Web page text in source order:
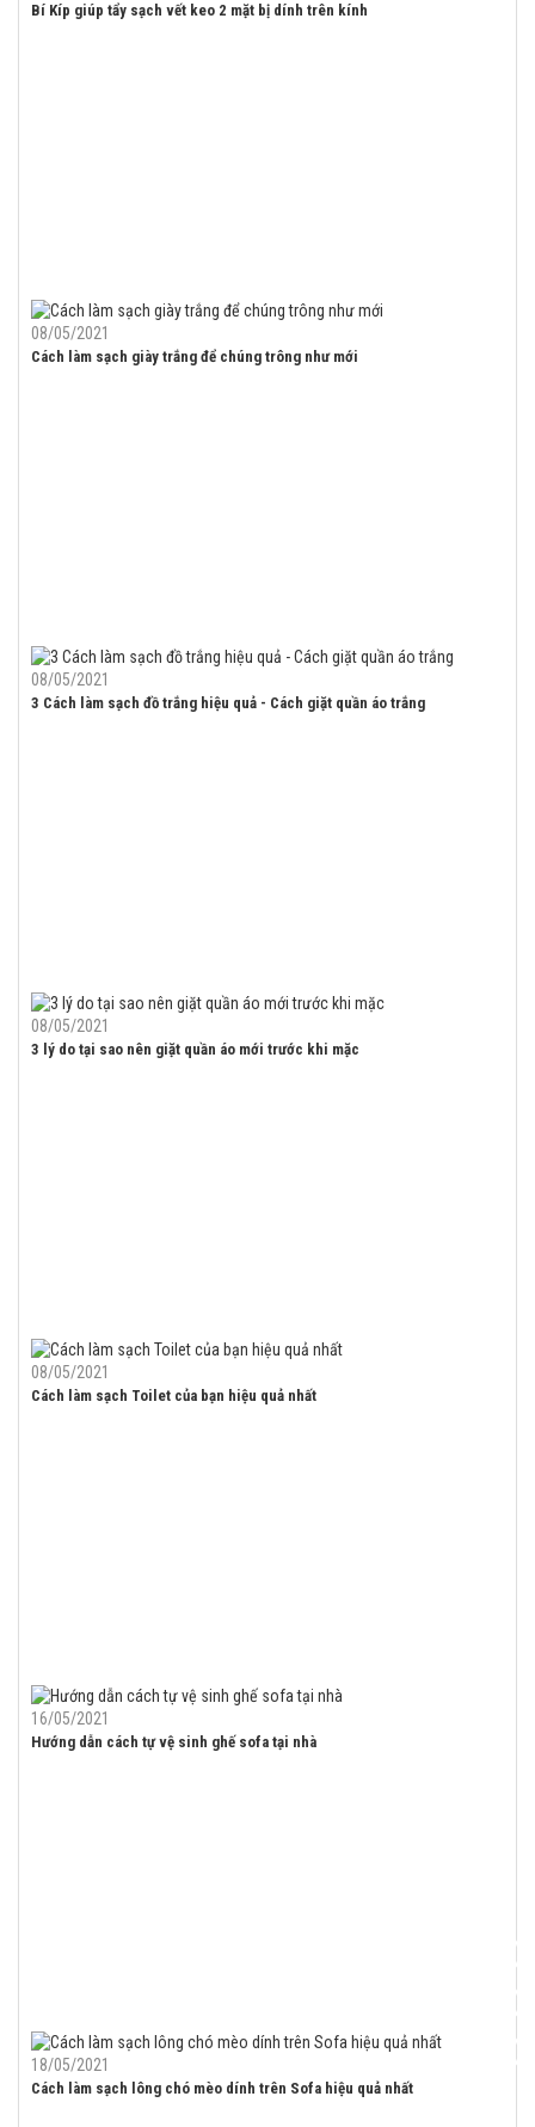
Bí Kíp giúp tẩy sạch vết keo 2 mặt bị dính trên kính
08/05/2021
Cách làm sạch giày trắng để chúng trông như mới
08/05/2021
3 Cách làm sạch đồ trắng hiệu quả - Cách giặt quần áo trắng
08/05/2021
3 lý do tại sao nên giặt quần áo mới trước khi mặc
08/05/2021
Cách làm sạch Toilet của bạn hiệu quả nhất
16/05/2021
Hướng dẫn cách tự vệ sinh ghế sofa tại nhà
18/05/2021
Cách làm sạch lông chó mèo dính trên Sofa hiệu quả nhất